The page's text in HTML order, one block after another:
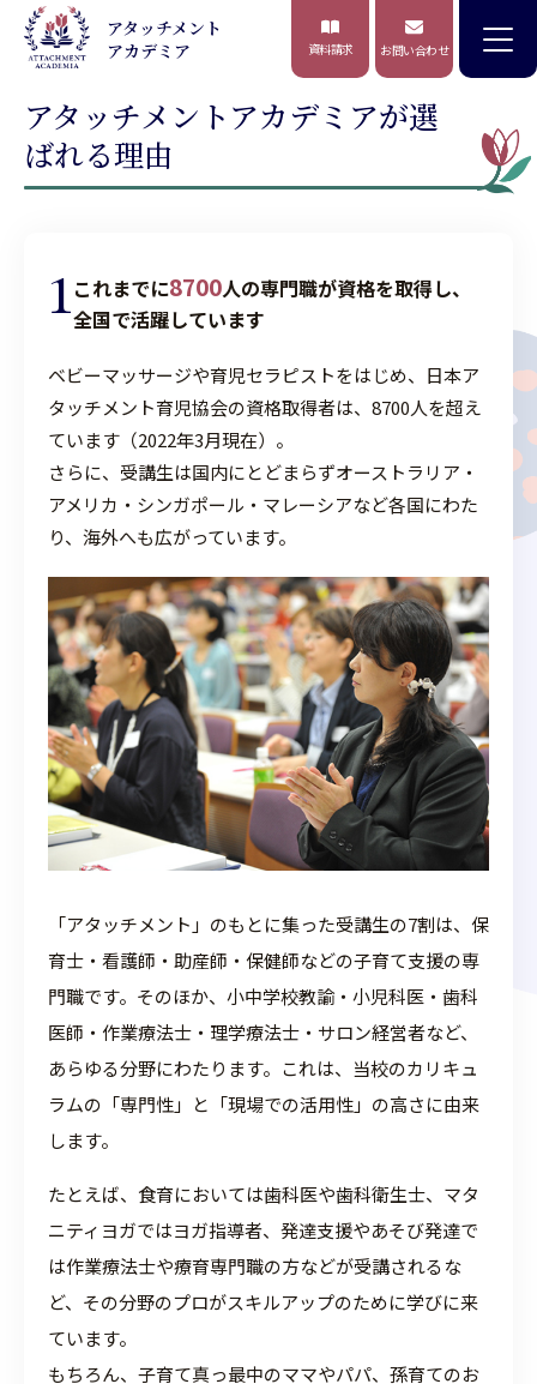
アタッチメント
アカデミア
アタッチメントと発達 心理学から
子育てと 保育を学ぶ「大人の学校」
学長メッセージ
はじめての方へ
アタッチメントアカデミアとは
エアレープニスの杜への招待状
「教育」の答えを探し
求めて
教育への移行期に考え
ること
子育てに体験を入れる
と教育になる
非認知スキルを育てる
体験
日常体験と非日常体験
究極の体験教育は海外
学び一覧
アカデミア オンライン
講座
コミュニティ
アメリカ・ハワイ アコ
モデーション
教育コンサルティング
【会員限定】定期勉強会・イベント
アタッチメント教育研
究会
アタッチメント育児実
践会
全国大会 育児セラピスト座談会
受講費用 よくあるご質問
特定商取引法の表記 プライバシーポリシー
資料請求 お問い合わせ
TOP > アタッチメントアカデミアが選ばれる理由
アタッチメントアカデミアが選
ばれる理由
1これまでに8700人の専門職が資格を取得し、
全国で活躍しています
ベビーマッサージや育児セラピストをはじめ、日本ア
タッチメント育児協会の資格取得者は、8700人を超え
ています（2022年3月現在）。
さらに、受講生は国内にとどまらずオーストラリア・
アメリカ・シンガポール・マレーシアなど各国にわた
り、海外へも広がっています。
「アタッチメント」のもとに集った受講生の7割は、保
育士・看護師・助産師・保健師などの子育て支援の専
門職です。そのほか、小中学校教諭・小児科医・歯科
医師・作業療法士・理学療法士・サロン経営者など、
あらゆる分野にわたります。これは、当校のカリキュ
ラムの「専門性」と「現場での活用性」の高さに由来
します。
たとえば、食育においては歯科医や歯科衛生士、マタ
ニティヨガではヨガ指導者、発達支援やあそび発達で
は作業療法士や療育専門職の方などが受講されるな
ど、その分野のプロがスキルアップのために学びに来
ています。
もちろん、子育て真っ最中のママやパパ、孫育てのお